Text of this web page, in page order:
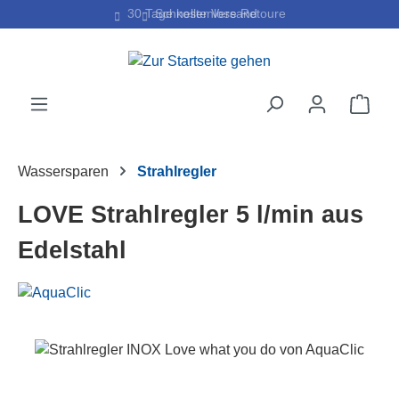
Zum Hauptinhalt springenSchneller Versand
30 Tage kostenlose Retoure
Wassersparen Strahlregler
LOVE Strahlregler 5 l/min aus
Edelstahl